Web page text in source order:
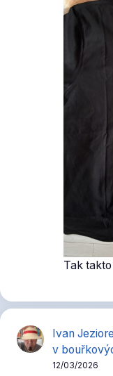
Tak
Ivan
v
12/03/2026